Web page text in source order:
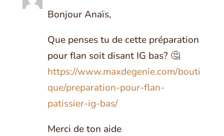
Bonjour Anaïs,
Que penses tu de cette préparation
pour flan soit disant IG bas? 🤔
https://www.maxdegenie.com/bouti
que/preparation-pour-flan-
patissier-ig-bas/
Merci de ton aide